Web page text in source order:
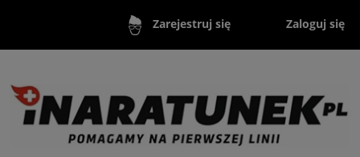
Zarejestruj się Zaloguj się